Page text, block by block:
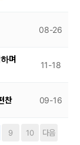
08-26
며
11-18
찬 09-16
9 10
다음